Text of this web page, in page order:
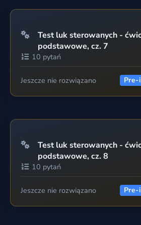
Test luk sterowanych -
podstawowe, cz. 7
10 pytań
Jeszcze nie rozwiązano
Test luk sterowanych -
podstawowe, cz. 8
10 pytań
Jeszcze nie rozwiązano